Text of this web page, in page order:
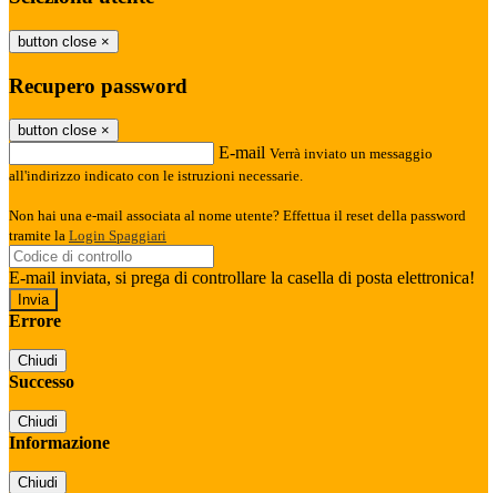
button close ×
Recupero password
button close ×
E-mail Verrà inviato un messaggio
all'indirizzo indicato con le istruzioni necessarie.
Non hai una e-mail associata al nome utente? Effettua il reset della password
tramite la Login Spaggiari
E-mail inviata, si prega di controllare la casella di posta elettronica!
Errore
Chiudi
Successo
Chiudi
Informazione
Chiudi